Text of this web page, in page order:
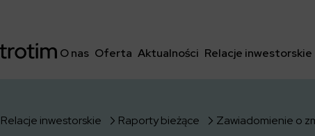
O nas Oferta Aktualności Relacje inwestorskie
Relacje inwestorskie Raporty bieżące